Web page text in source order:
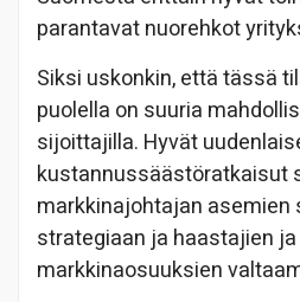
parantavat nuorehkot
Siksi uskonkin, että tässä
puolella on suuria
sijoittajilla. Hyvät
kustannussäästöratkaisut
markkinajohtajan asemien
strategiaan ja haastajien
markkinaosuuksien